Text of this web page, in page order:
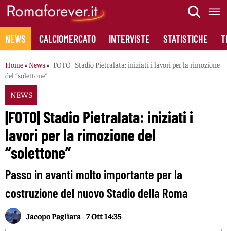
Skip
content
NEWS CALCIOMERCATO INTERVISTE STATISTICHE
Home» News» |FOTO| Stadio Pietralata: iniziati i lavori per la rimozione
del “solettone”
NEWS
|FOTO| Stadio Pietralata: iniziati i
lavori per la rimozione del
“solettone”
Passo in avanti molto importante per la
costruzione del nuovo Stadio della Roma
Jacopo Pagliara -7 Ott 14:35